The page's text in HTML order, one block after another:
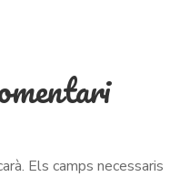
Els camps necessaris